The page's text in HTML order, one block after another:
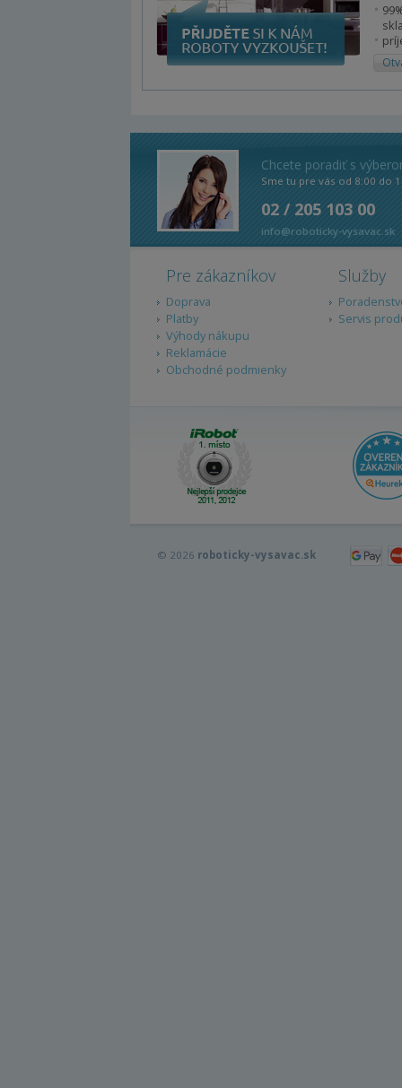
Chcete poradiť s
Sme tu pre vás od 8:00 do
02 / 205 103 00
info@roboticky-vysavac.sk
Pre zákazníkov
Doprava
Platby
Výhody nákupu
Reklamácie
Obchodné podmienky
Služby
Servis
© 2026 roboticky-vysavac.sk